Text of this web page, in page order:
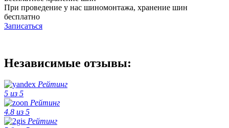
При проведение у нас шиномонтажа, хранение шин
бесплатно
Записаться
Независимые отзывы:
Рейтинг
5 из 5
Рейтинг
4.8 из 5
Рейтинг